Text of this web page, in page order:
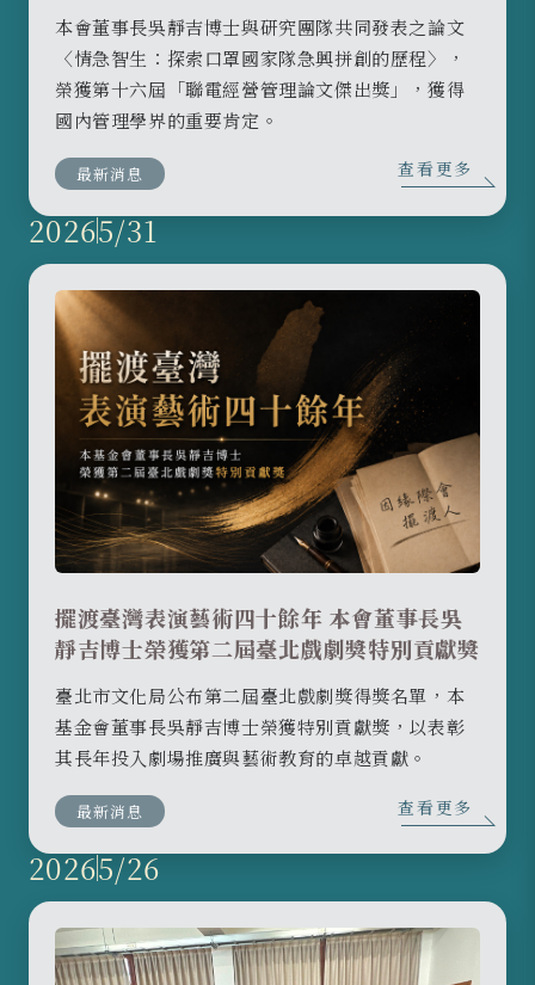
本會董事長吳靜吉博士與研究團隊共同發表之論文
〈情急智生：探索口罩國家隊急興拼創的歷程〉，
榮獲第十六屆「聯電經營管理論文傑出獎」，獲得
國內管理學界的重要肯定。
最新消息 查看更多
20265/31
擺渡臺灣表演藝術四十餘年 本會董事長吳
靜吉博士榮獲第二屆臺北戲劇獎特別貢獻獎
臺北市文化局公布第二屆臺北戲劇獎得獎名單，本
基金會董事長吳靜吉博士榮獲特別貢獻獎，以表彰
其長年投入劇場推廣與藝術教育的卓越貢獻。
最新消息 查看更多
20265/26